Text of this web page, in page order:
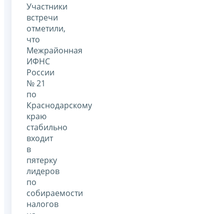
Участники
встречи
отметили,
что
Межрайонная
ИФНС
России
№ 21
по
Краснодарскому
краю
стабильно
входит
в
пятерку
лидеров
по
собираемости
налогов